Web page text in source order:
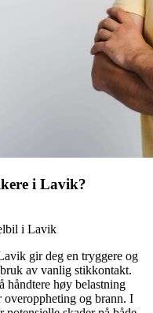
i Lavik?
i Lavik
gir deg en tryggere og
av vanlig stikkontakt.
håndtere høy belastning
overoppheting og brann. I